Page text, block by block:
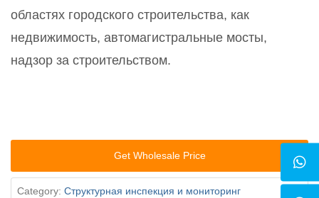
областях городского строительства, как
недвижимость, автомагистральные мосты,
надзор за строительством.
Get Wholesale Price
Category: Cтруктурная инспекция и мониторинг